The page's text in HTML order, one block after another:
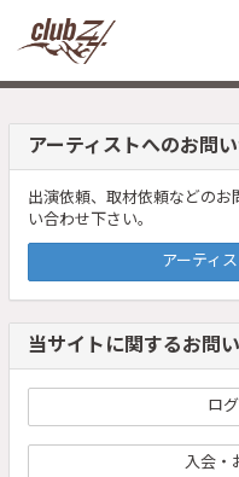
アーティストへのお問
出演依頼、取材依頼などのお
い合わせ下さい。
アーティ
当サイトに関するお問
ロ
入会・